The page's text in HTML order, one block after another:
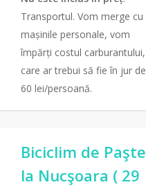
Transportul. Vom merge cu
mașinile personale, vom
împărți costul carburantului,
care ar trebui să fie în jur de
60 lei/persoană.
Biciclim de Paşte
la Nucşoara ( 29